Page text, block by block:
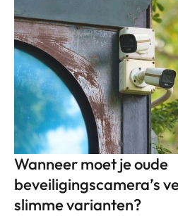
Wanneer moet je oude
beveiligingscamera’s
slimme varianten?